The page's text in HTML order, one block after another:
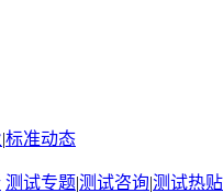
|标准动态
测试专题|测试咨询|测试热贴